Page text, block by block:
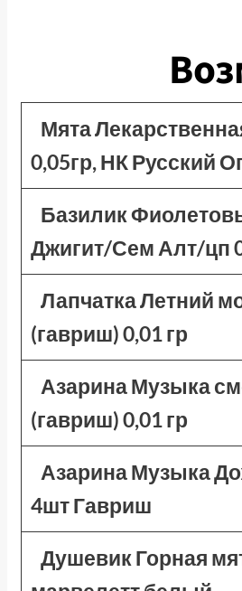
Мята
0,05гр, НК Русский
Базилик
Джигит/Сем Алт/цп
Лапчатка Летний
(гавриш) 0,01 гр
Азарина Музыка
(гавриш) 0,01 гр
Азарина Музыка
4шт Гавриш
Душевик Горная